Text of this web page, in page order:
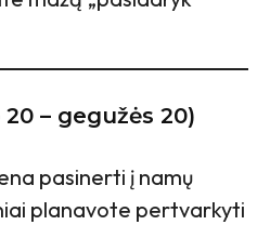
– gegužės 20)
pasinerti į namų
planavote pertvarkyti